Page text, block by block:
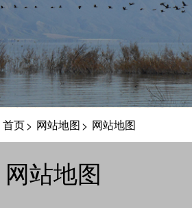
首页> 网站地图> 网站地图
网站地图